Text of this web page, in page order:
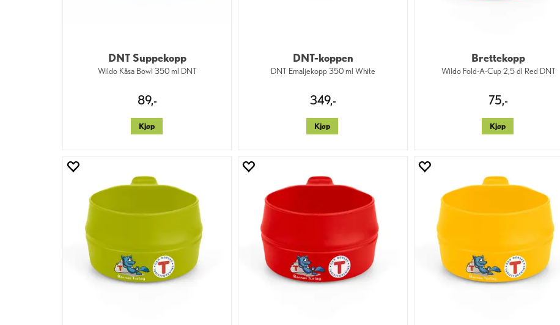
DNT Suppekopp
Wildo Kåsa Bowl 350 ml DNT
89,-
Kjøp
DNT-koppen
DNT Emaljekopp 350 ml White
349,-
Kjøp
Brettekopp
Wildo Fold-A-Cup 2,5 dl Red DNT
75,-
Kjøp